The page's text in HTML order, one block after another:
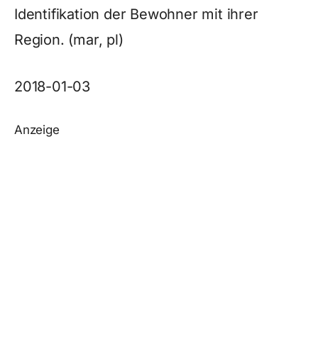
Identifikation der Bewohner mit ihrer
Region. (mar, pl)
2018-01-03
Anzeige